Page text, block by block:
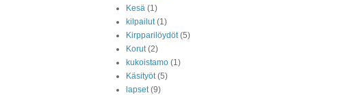
Kesä (1)
kilpailut (1)
Kirpparilöydöt (5)
Korut (2)
kukoistamo (1)
Käsityöt (5)
lapset (9)